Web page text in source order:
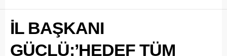
İL BAŞKANI
GÜÇLÜ:’HEDEF TÜM